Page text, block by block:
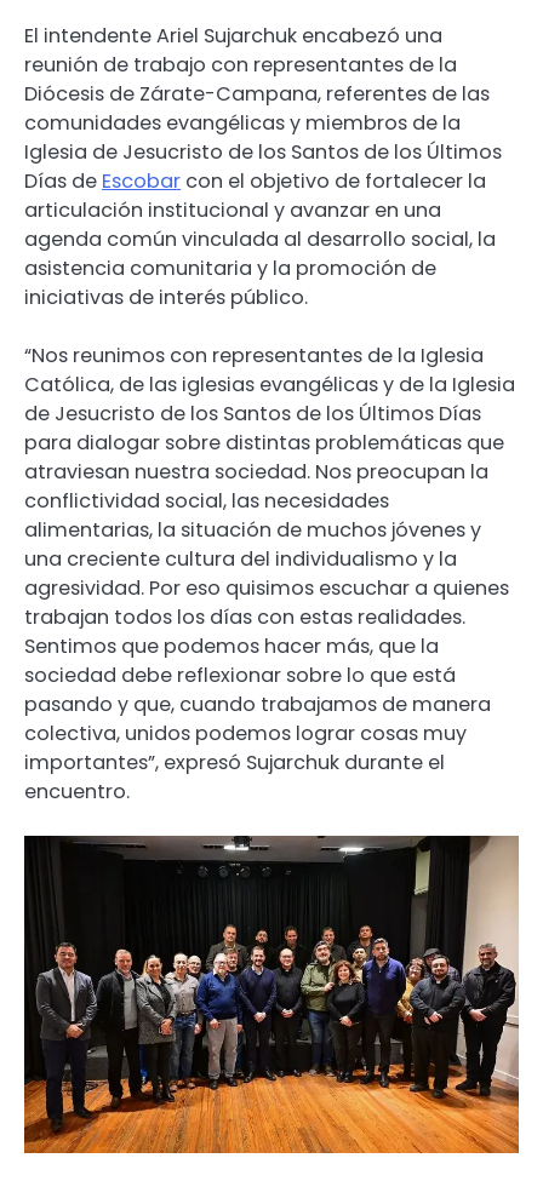
El intendente Ariel Sujarchuk encabezó una
reunión de trabajo con representantes de la
Diócesis de Zárate-Campana, referentes de las
comunidades evangélicas y miembros de la
Iglesia de Jesucristo de los Santos de los Últimos
Días de Escobar con el objetivo de fortalecer la
articulación institucional y avanzar en una
agenda común vinculada al desarrollo social, la
asistencia comunitaria y la promoción de
iniciativas de interés público.
“Nos reunimos con representantes de la Iglesia
Católica, de las iglesias evangélicas y de la Iglesia
de Jesucristo de los Santos de los Últimos Días
para dialogar sobre distintas problemáticas que
atraviesan nuestra sociedad. Nos preocupan la
conflictividad social, las necesidades
alimentarias, la situación de muchos jóvenes y
una creciente cultura del individualismo y la
agresividad. Por eso quisimos escuchar a quienes
trabajan todos los días con estas realidades.
Sentimos que podemos hacer más, que la
sociedad debe reflexionar sobre lo que está
pasando y que, cuando trabajamos de manera
colectiva, unidos podemos lograr cosas muy
importantes”, expresó Sujarchuk durante el
encuentro.